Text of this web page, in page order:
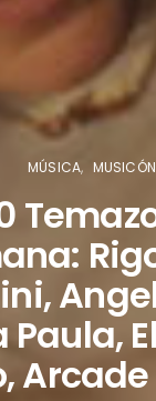
MÚSICA MUSICÓN
Paula,